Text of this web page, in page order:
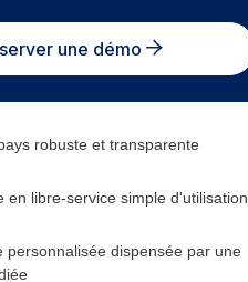
une démo
robuste et transparente
en libre-service simple d'utilisation
personnalisée dispensée par une